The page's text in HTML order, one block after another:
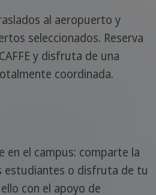
al aeropuerto y
seleccionados. Reserva
y disfruta de una
coordinada.
en el campus: comparte la
estudiantes o disfruta de tu
con el apoyo de